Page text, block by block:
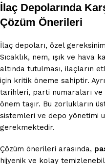
İlaç Depolarında
Çözüm Önerileri
İlaç depoları, özel
Sıcaklık, nem, ışık ve
altında tutulması, ilaçların
için kritik öneme sahiptir.
tarihleri, parti numaraları
önem taşır. Bu zorlukların
sistemleri ve depo yönetimi
gerekmektedir.
Çözüm önerileri arasında,
hijyenik ve kolay